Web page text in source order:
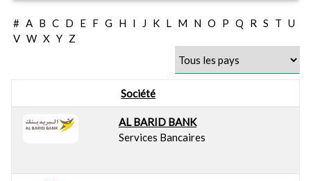
# A B C D E F G H I J K L M N O P Q R S T U
V W X Y Z
Société
AL BARID BANK
Services Bancaires